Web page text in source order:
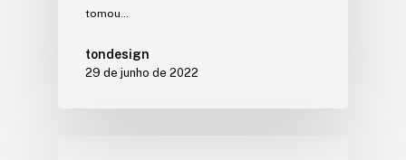
tomou…
tondesign
29 de junho de 2022